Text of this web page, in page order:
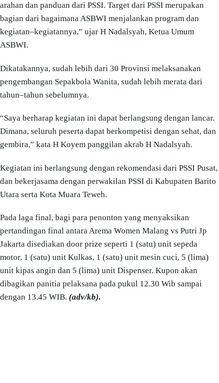
arahan dan panduan dari PSSI. Target dari PSSI merupakan
bagian dari bagaimana ASBWI menjalankan program dan
kegiatan–kegiatannya,” ujar H Nadalsyah, Ketua Umum
ASBWI.
Dikatakannya, sudah lebih dari 30 Provinsi melaksanakan
pengembangan Sepakbola Wanita, sudah lebih merata dari
tahun–tahun sebelumnya.
“Saya berharap kegiatan ini dapat berlangsung dengan lancar.
Dimana, seluruh peserta dapat berkompetisi dengan sehat, dan
gembira,” kata H Koyem panggilan akrab H Nadalsyah.
Kegiatan ini berlangsung dengan rekomendasi dari PSSI Pusat,
dan bekerjasama dengan perwakilan PSSI di Kabupaten Barito
Utara serta Kota Muara Teweh.
Pada laga final, bagi para penonton yang menyaksikan
pertandingan final antara Arema Women Malang vs Putri Jp
Jakarta disediakan door prize seperti 1 (satu) unit sepeda
motor, 1 (satu) unit Kulkas, 1 (satu) unit mesin cuci, 5 (lima)
unit kipas angin dan 5 (lima) unit Dispenser. Kupon akan
dibagikan panitia pelaksana pada pukul 12.30 Wib sampai
dengan 13.45 WIB. (adv/kb).